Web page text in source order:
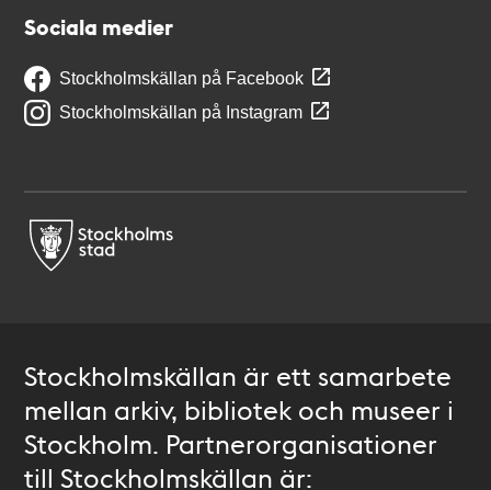
Sociala medier
Stockholmskällan på Facebook
Stockholmskällan på Instagram
Stockholmskällan är ett samarbete
mellan arkiv, bibliotek och museer i
Stockholm. Partnerorganisationer
till Stockholmskällan är: